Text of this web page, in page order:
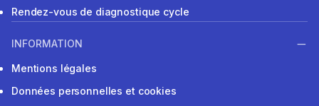
Rendez-vous de diagnostique cycle
INFORMATION
Mentions légales
Données personnelles et cookies